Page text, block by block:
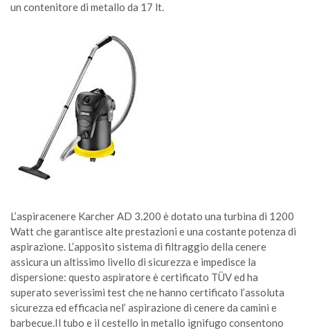
un contenitore di metallo da 17 lt.
L’aspiracenere Karcher AD 3.200 è dotato una turbina di 1200
Watt che garantisce alte prestazioni e una costante potenza di
aspirazione. L’apposito sistema di filtraggio della cenere
assicura un altissimo livello di sicurezza e impedisce la
dispersione: questo aspiratore è certificato TÜV ed ha
superato severissimi test che ne hanno certificato l’assoluta
sicurezza ed efficacia nel’ aspirazione di cenere da camini e
barbecue.Il tubo e il cestello in metallo ignifugo consentono